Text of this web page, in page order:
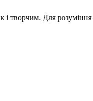
творчим. Для розуміння